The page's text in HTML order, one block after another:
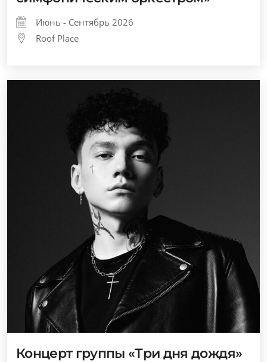
Июнь - Сентябрь 2026
Roof Place
Концерт группы «Три дня дождя»